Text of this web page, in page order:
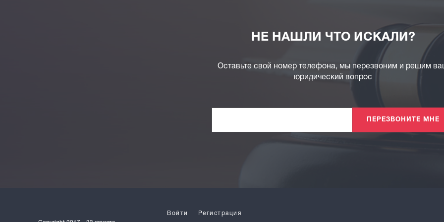
НЕ НАШЛИ ЧТО ИСКАЛИ?
Оставьте свой номер телефона, мы перезвоним и решим
юридический вопрос
ПЕРЕЗВОНИТЕ МНЕ
Войти Регистрация